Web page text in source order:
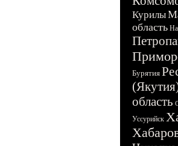
Курилы
область
Бурятия
область
Уссурийск